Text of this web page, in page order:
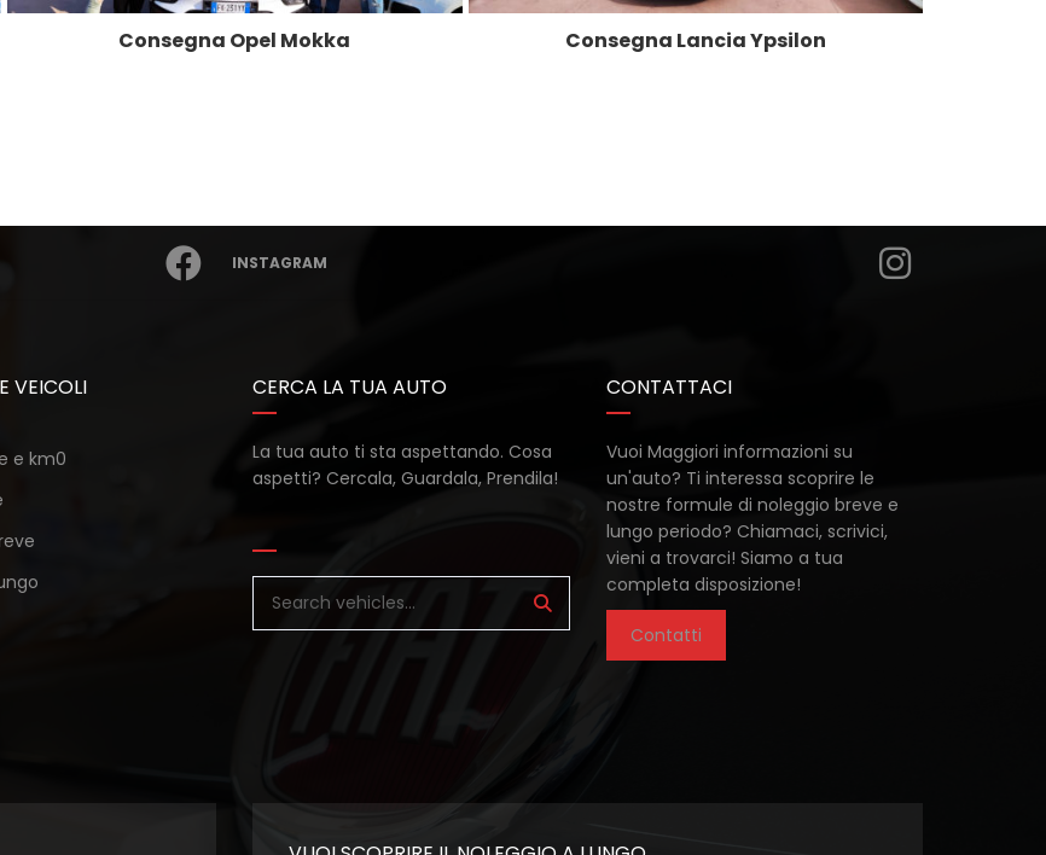
Consegna Opel Mokka Consegna Lancia Ypsilon
INSTAGRAM
VEICOLI
e km0
CERCA LA TUA AUTO
La tua auto ti sta aspettando. Cosa
aspetti? Cercala, Guardala, Prendila!
CONTATTACI
Vuoi Maggiori informazioni su
un'auto? Ti interessa scoprire le
nostre formule di noleggio breve e
lungo periodo? Chiamaci, scrivici,
vieni a trovarci! Siamo a tua
completa disposizione!
Contatti